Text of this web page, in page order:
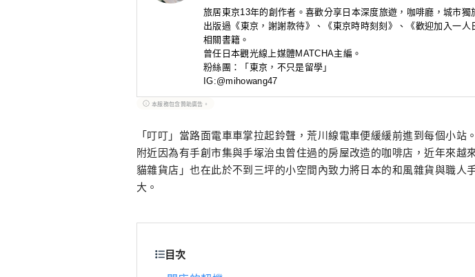
旅居東京13年的創作者。喜歡分享日本深度旅遊，咖啡廳 ，城市獨
出版過《東京，謝謝款待》
、 《東京時時刻刻》 、 《歡迎加入一人
相關書籍。
曾任日本觀光線上媒體MATCHA主編。
粉絲團：「東京，不只是留學」
IG:@mihowang47
本服務包含贊助廣告。
「叮叮」當路面電車車掌拉起鈴聲，荒川線電車便緩緩前進到每個小站
附近因為有手創市集與手塚治虫曾住過的房屋改造的咖啡店，近年來越
貓雜貨店」也在此於不到三坪的小空間內致力將日本的和風雜貨與職人
大。
目次